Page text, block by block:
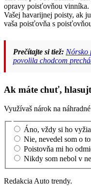
opravy poisťovňou vinníka.
Vašej havarijnej poisty, ak
vaša poisťovňa s
Prečítajte si tiež: Nórsko
povolila chodcom
Ak máte chuť,
Využívaš nárok na
Áno, vždy si ho
Nie, nevedel som o
Poistovňa mi ho
Nikdy som nebol v
Redakcia Auto trendy.